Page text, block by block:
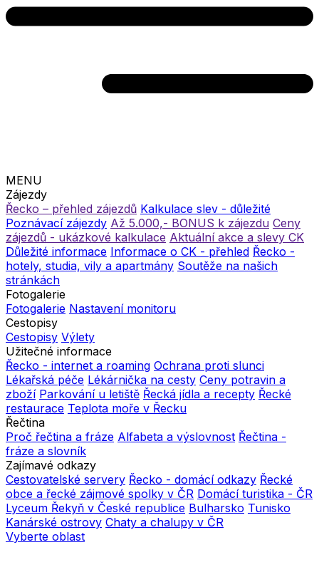
MENU
Zájezdy
Řecko – přehled zájezdů Kalkulace slev - důležité
Poznávací zájezdy Až 5.000,- BONUS k zájezdu Ceny
zájezdů - ukázkové kalkulace Aktuální akce a slevy CK
Důležité informace Informace o CK - přehled Řecko -
hotely, studia, vily a apartmány Soutěže na našich
stránkách
Fotogalerie
Fotogalerie Nastavení monitoru
Cestopisy
Cestopisy Výlety
Užitečné informace
Řecko - internet a roaming Ochrana proti slunci
Lékařská péče Lékárnička na cesty Ceny potravin a
zboží Parkování u letiště Řecká jídla a recepty Řecké
restaurace Teplota moře v Řecku
Řečtina
Proč řečtina a fráze Alfabeta a výslovnost Řečtina -
fráze a slovník
Zajímavé odkazy
Cestovatelské servery Řecko - domácí odkazy Řecké
obce a řecké zájmové spolky v ČR Domácí turistika - ČR
Lyceum Řekyň v České republice Bulharsko Tunisko
Kanárské ostrovy Chaty a chalupy v ČR
Vyberte oblast